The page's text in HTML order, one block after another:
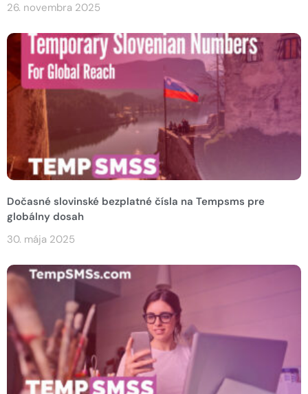
26. novembra 2025
Dočasné slovinské bezplatné čísla na Tempsms pre
globálny dosah
30. mája 2025